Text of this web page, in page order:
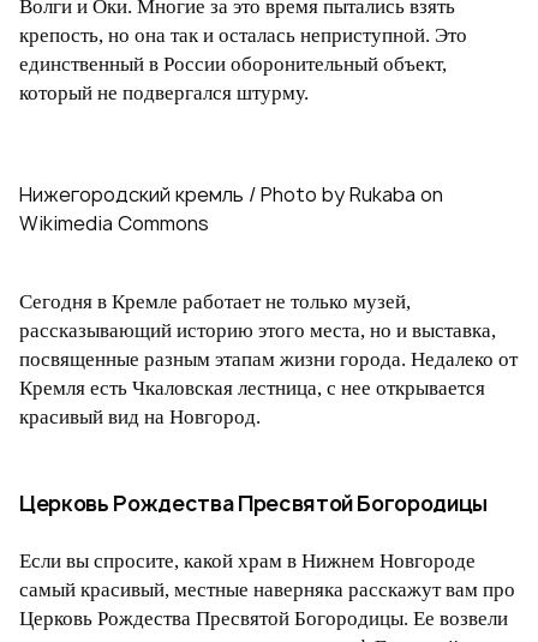
Волги и Оки. Многие за это время пытались взять
крепость, но она так и осталась неприступной. Это
единственный в России оборонительный объект,
который не подвергался штурму.
Нижегородский кремль / Photo by Rukaba on
Wikimedia Commons
Сегодня в Кремле работает не только музей,
рассказывающий историю этого места, но и выставка,
посвященные разным этапам жизни города. Недалеко от
Кремля есть Чкаловская лестница, с нее открывается
красивый вид на Новгород.
Церковь Рождества Пресвятой Богородицы
Если вы спросите, какой храм в Нижнем Новгороде
самый красивый, местные наверняка расскажут вам про
Церковь Рождества Пресвятой Богородицы. Ее возвели